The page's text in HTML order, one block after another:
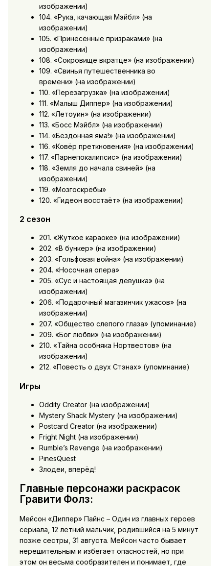
изображении)
104. «Рука, качающая Мэйбл» (на
изображении)
105. «Принесённые призраками» (на
изображении)
108. «Сокровище вкратце» (на изображении)
109. «Свинья путешественника во
времени» (на изображении)
110. «Перезагрузка» (на изображении)
111. «Малыш Диппер» (на изображении)
112. «Летоуин» (на изображении)
113. «Босс Мэйбл» (на изображении)
114. «Бездонная яма!» (на изображении)
116. «Ковёр преткновения» (на изображении)
117. «Парнепокалипсис» (на изображении)
118. «Земля до начала свиней» (на
изображении)
119. «Мозгоскрёбы»
120. «Гидеон восстаёт» (на изображении)
2 сезон
201. «Жуткое караоке» (на изображении)
202. «В бункер» (на изображении)
203. «Гольфовая война» (на изображении)
204. «Носочная опера»
205. «Сус и настоящая девушка» (на
изображении)
206. «Подарочный магазинчик ужасов» (на
изображении)
207. «Общество слепого глаза» (упоминание)
209. «Бог любви» (на изображении)
210. «Тайна особняка Нортвестов» (на
изображении)
212. «Повесть о двух Стэнах» (упоминание)
Игры
Oddity Creator (на изображении)
Mystery Shack Mystery (на изображении)
Postcard Creator (на изображении)
Fright Night (на изображении)
Rumble’s Revenge (на изображении)
PinesQuest
Злодеи, вперёд!
Главные персонажи раскрасок
Гравити Фолз:
Мейсон «Диппер» Пайнс – Один из главных героев
сериала, 12 летний мальчик, родившийся на 5 минут
позже сестры, 31 августа. Мейсон часто бывает
нерешительным и избегает опасностей, но при
этом он весьма сообразителен и понимает, где